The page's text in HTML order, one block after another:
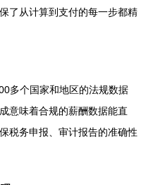
了从计算到支付的每一步都精
多个国家和地区的法规数据
意味着合规的薪酬数据能直
税务申报、审计报告的准确性